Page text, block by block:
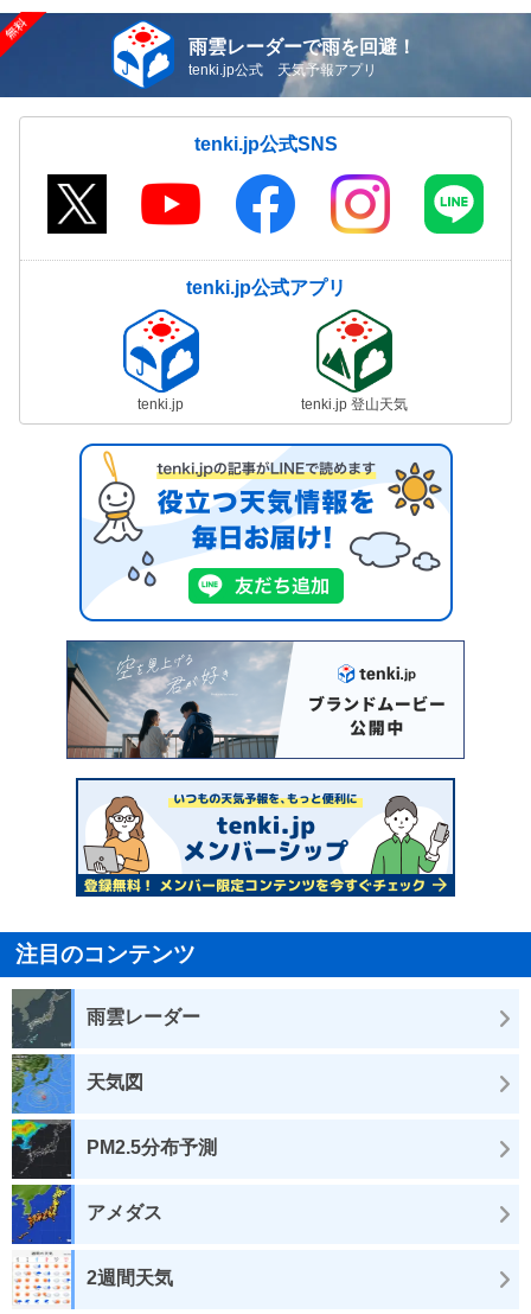
雨雲レーダーで雨を回避！
tenki.jp公式 天気予報アプリ
tenki.jp公式SNS
tenki.jp公式アプリ
tenki.jp tenki.jp 登山天気
注目のコンテンツ
雨雲レーダー
天気図
PM2.5分布予測
アメダス
2週間天気